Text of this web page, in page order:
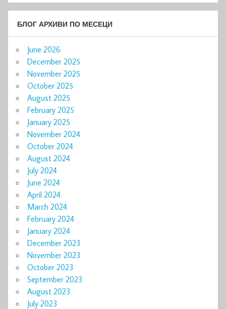
БЛОГ АРХИВИ ПО МЕСЕЦИ
June 2026
December 2025
November 2025
October 2025
August 2025
February 2025
January 2025
November 2024
October 2024
August 2024
July 2024
June 2024
April 2024
March 2024
February 2024
January 2024
December 2023
November 2023
October 2023
September 2023
August 2023
July 2023